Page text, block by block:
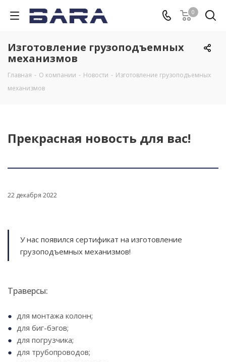
0
Изготовление грузоподъемных
механизмов
Главная - О компании - Новости - Изготовление грузоподъемных
механизмов
Прекрасная новость для вас!
22 декабря 2022
У нас появился сертификат на изготовление
грузоподъемных механизмов!
Траверсы:
для монтажа колонн;
для биг-бэгов;
для погрузчика;
для трубопроводов;